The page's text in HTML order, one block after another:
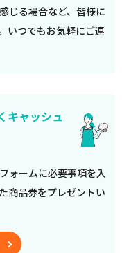
じる場合など、皆様に
いつでもお気軽にご連
キャッシュ
ォームに必要事項を入
商品券をプレゼントい